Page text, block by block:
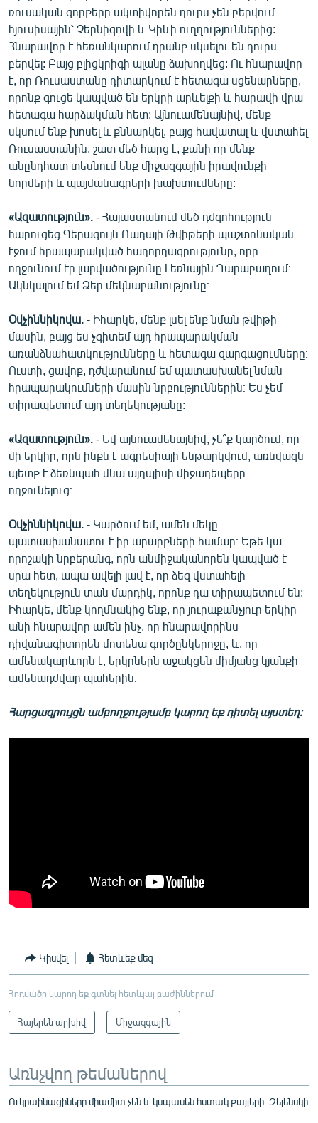
ռուսական զորքերը ակտիվորեն դուրս չեն բերվում
հյուսիսային՝ Չերնիգովի և Կիևի ուղղություններից:
Հնարավոր է հեռանկարում դրանք սկսելու են դուրս
բերվել: Բայց բլիցկրիգի պլանը ձախողվեց: Ու հնարավոր
է, որ Ռուսաստանը դիտարկում է հետագա սցենարները,
որոնք գուցե կապված են երկրի արևելքի և հարավի վրա
հետագա հարձակման հետ: Այնուամենայնիվ, մենք
սկսում ենք խոսել և քննարկել, բայց հավատալ և վստահել
Ռուսաստանին, շատ մեծ հարց է, քանի որ մենք
անընդհատ տեսնում ենք միջազգային իրավունքի
նորմերի և պայմանագրերի խախտումները:
«Ազատություն». - Հայաստանում մեծ դժգոհություն
հարուցեց Գերագույն Ռադայի Թվիթերի պաշտոնական
էջում հրապարակված հաղորդագրությունը, որը
ողջունում էր լարվածությունը Լեռնային Ղարաբաղում։
Ակնկալում եմ Ձեր մեկնաբանությունը։
Օվչիննիկովա. - Իհարկե, մենք լսել ենք նման թվիթի
մասին, բայց ես չգիտեմ այդ հրապարակման
առանձնահատկությունները և հետագա զարգացումները։
Ուստի, ցավոք, դժվարանում եմ պատասխանել նման
հրապարակումների մասին նրբություններին։ Ես չեմ
տիրապետում այդ տեղեկությանը:
«Ազատություն». - Եվ այնուամենայնիվ, չե՞ք կարծում, որ
մի երկիր, որն ինքն է ագրեսիայի ենթարկվում, առնվազն
պետք է ձեռնպահ մնա այդպիսի միջադեպերը
ողջունելուց։
Օվչիննիկովա. - Կարծում եմ, ամեն մեկը
պատասխանատու է իր արարքների համար։ Եթե կա
որոշակի նրբերանգ, որն անմիջականորեն կապված է
սրա հետ, ապա ավելի լավ է, որ ձեզ վստահելի
տեղեկություն տան մարդիկ, որոնք դա տիրապետում են:
Իհարկե, մենք կողմնակից ենք, որ յուրաքանչյուր երկիր
անի հնարավոր ամեն ինչ, որ հնարավորինս
դիվանագիտորեն մոտենա գործընկերոջը, և, որ
ամենակարևորն է, երկրներն աջակցեն միմյանց կյանքի
ամենադժվար պահերին։
Հարցազրույցն ամբողջությամբ կարող եք դիտել այստեղ։
Կիսվել Հետևեք մեզ
Հոդվածը կարող եք գտնել հետևյալ բաժիններում
Հայերեն արխիվ Միջազգային
Առնչվող թեմաներով
Ուկրաինացիները միամիտ չեն և կսպասեն հստակ քայլերի. Զելենսկի